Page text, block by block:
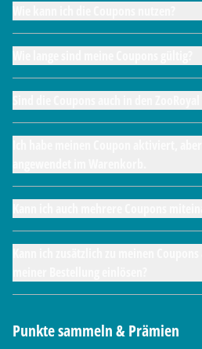
Punkte sammeln & Prämien